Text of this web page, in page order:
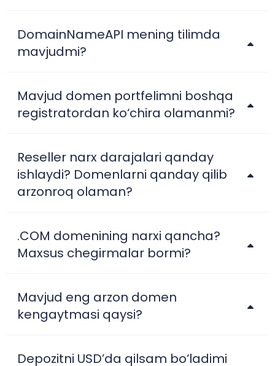
DomainNameAPI mening tilimda
mavjudmi?
Mavjud domen portfelimni boshqa
registratordan ko‘chira olamanmi?
Reseller narx darajalari qanday
ishlaydi? Domenlarni qanday qilib
arzonroq olaman?
.COM domenining narxi qancha?
Maxsus chegirmalar bormi?
Mavjud eng arzon domen
kengaytmasi qaysi?
Depozitni USD’da qilsam bo‘ladimi